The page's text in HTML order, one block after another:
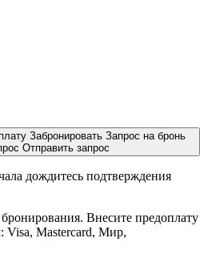
Забронировать Запрос на бронь
Отправить запрос
дождитесь подтверждения
Внесите предоплату
Visa, Mastercard, Мир,